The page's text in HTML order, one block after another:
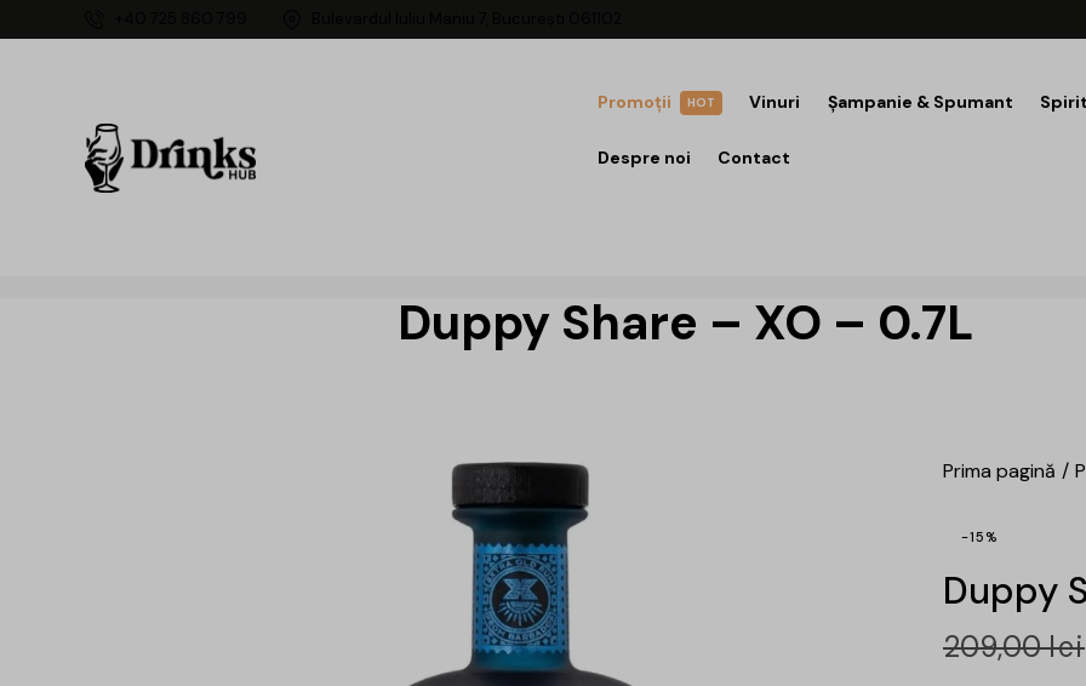
HOT
Promoții Vinuri Șampanie & Spumant
Despre noi Contact
Duppy Share – XO – 0.7L
Prima pagină
-15%
Duppy
209,00lei